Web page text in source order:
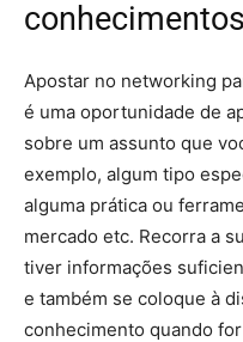
conhecimentos
Apostar no networking
é uma oportunidade de
sobre um assunto que
exemplo, algum tipo
alguma prática ou
mercado etc. Recorra a
tiver informações
e também se coloque à
conhecimento quando